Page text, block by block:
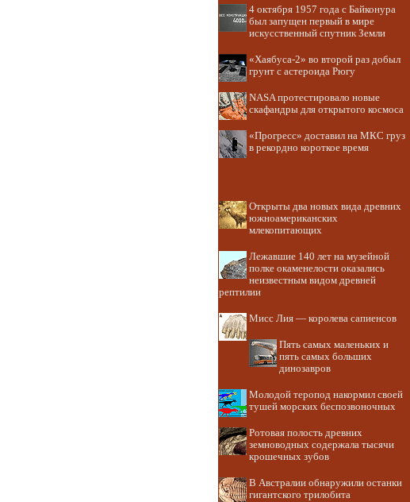
4 октября 1957 года с Байконура
был запущен первый в мире
искусственный спутник Земли
«Хаябуса-2» во второй раз добыл
грунт с астероида Рюгу
NASA протестировало новые
скафандры для открытого космоса
«Прогресс» доставил на МКС груз
в рекордно короткое время
Открыты два новых вида древних
южноамериканских
млекопитающих
Лежавшие 140 лет на музейной
полке окаменелости оказались
неизвестным видом древней
рептилии
Мисс Лия — королева сапиенсов
Пять самых маленьких и
пять самых больших
динозавров
Молодой теропод накормил своей
тушей морских беспозвоночных
Ротовая полость древних
земноводных содержала тысячи
крошечных зубов
В Австралии обнаружили останки
гигантского трилобита